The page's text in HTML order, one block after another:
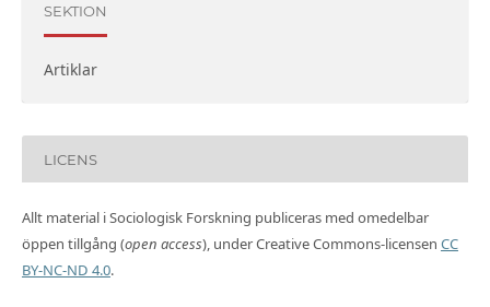
SEKTION
Artiklar
LICENS
Allt material i Sociologisk Forskning publiceras med omedelbar
öppen tillgång (open access), under Creative Commons-licensen CC
BY-NC-ND 4.0.